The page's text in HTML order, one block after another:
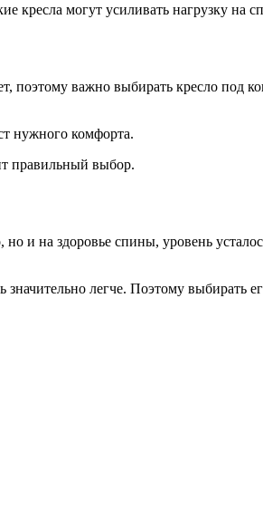
кресла могут усиливать нагрузку на
поэтому важно выбирать кресло под
нужного комфорта.
правильный выбор.
и на здоровье спины, уровень
легче. Поэтому выбирать